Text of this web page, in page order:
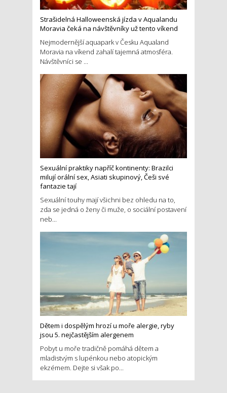
Strašidelná Halloweenská jízda v Aqualandu
Moravia čeká na návštěvníky už tento víkend
Nejmodernější aquapark v Česku Aqualand
Moravia na víkend zahalí tajemná atmosféra.
Návštěvníci se ...
Sexuální praktiky napříč kontinenty: Brazilci
milují orální sex, Asiati skupinový, Češi své
fantazie tají
Sexuální touhy mají všichni bez ohledu na to,
zda se jedná o ženy či muže, o sociální postavení
neb...
Dětem i dospělým hrozí u moře alergie, ryby
jsou 5. nejčastějším alergenem
Pobyt u moře tradičně pomáhá dětem a
mladistvým s lupénkou nebo atopickým
ekzémem. Dejte si však po...